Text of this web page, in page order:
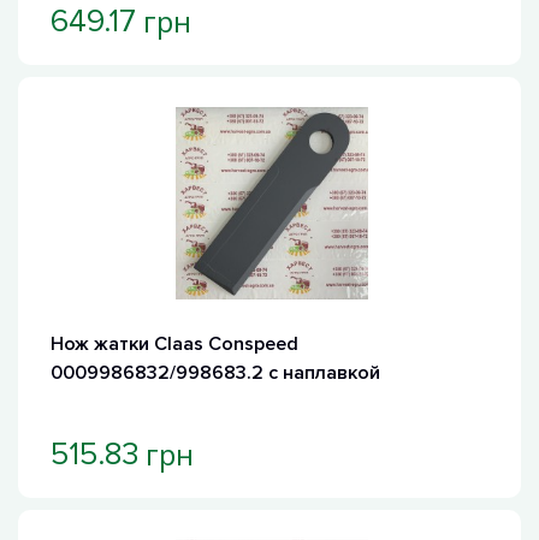
649.17 грн
Нож жатки Claas Conspeed
0009986832/998683.2 с наплавкой
515.83 грн